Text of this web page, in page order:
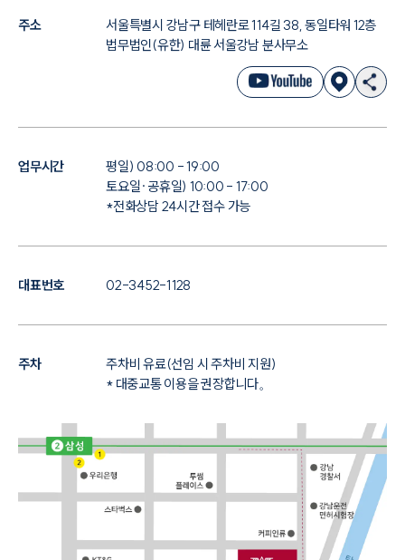
대륜법률상담예약
대륜법률상담예약
주소
서울특별시 강남구 테헤란로 114길 38, 동일타워 12층
법무법인(유한) 대륜 서울강남 분사무소
업무시간
평일) 08:00 - 19:00
토요일·공휴일) 10:00 - 17:00
*전화상담 24시간 접수 가능
대표번호 02-3452-1128
주차
주차비 유료(선임 시 주차비 지원)
* 대중교통 이용을 권장합니다。